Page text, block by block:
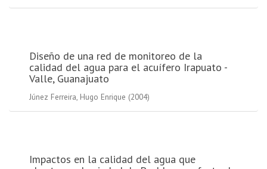
Diseño de una red de monitoreo de la
calidad del agua para el acuífero Irapuato -
Valle, Guanajuato
Júnez Ferreira, Hugo Enrique (2004)
Impactos en la calidad del agua que